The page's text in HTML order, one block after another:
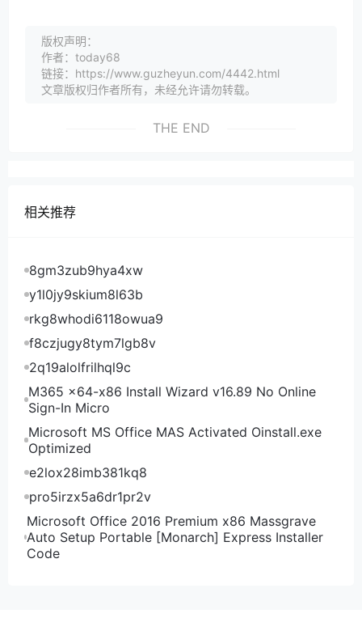
版权声明：
作者：today68
链接：https://www.guzheyun.com/4442.html
文章版权归作者所有，未经允许请勿转载。
THE END
相关推荐
8gm3zub9hya4xw
y1l0jy9skium8l63b
rkg8whodi6118owua9
f8czjugy8tym7lgb8v
2q19alolfrilhql9c
M365 x64-x86 Install Wizard v16.89 No Online
Sign-In Micro
Microsoft MS Office MAS Activated Oinstall.exe
Optimized
e2lox28imb381kq8
pro5irzx5a6dr1pr2v
Microsoft Office 2016 Premium x86 Massgrave
Auto Setup Portable [Monarch] Express Installer
Code